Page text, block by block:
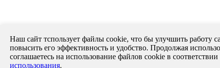
Наш сайт тспользует файлы cookie, что бы улучшить работу
повысить его эффективность и удобство. Продолжая
соглашаетесь на использование файлов cookie в
использования.